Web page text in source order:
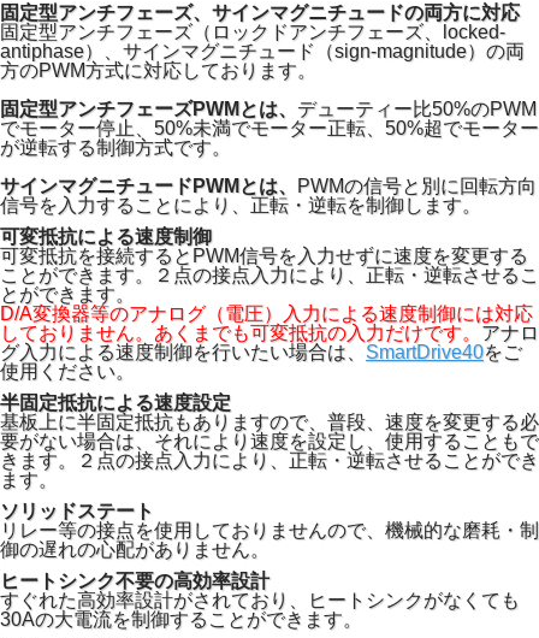
固定型アンチフェーズ、サインマグニチュードの両方に対応
固定型アンチフェーズ（ロックドアンチフェーズ、locked-
antiphase）、サインマグニチュード（sign-magnitude）の両
方のPWM方式に対応しております。
固定型アンチフェーズPWMとは、 デューティー比50%のPWM
でモーター停止、50%未満でモーター正転、50%超でモーター
が逆転する制御方式です。
サインマグニチュードPWMとは、
PWMの信号と別に回転方向
信号を入力することにより、正転・逆転を制御します。
可変抵抗による速度制御
可変抵抗を接続するとPWM信号を入力せずに速度を変更する
ことができます。２点の接点入力により、正転・逆転させるこ
とができます。
D/A変換器等のアナログ（電圧）入力による速度制御には対応
しておりません。あくまでも可変抵抗の入力だけです。 アナロ
グ入力による速度制御を行いたい場合は、 SmartDrive40をご
使用ください。
半固定抵抗による速度設定
基板上に半固定抵抗もありますので、普段、速度を変更する必
要がない場合は、それにより速度を設定し、使用することもで
きます。２点の接点入力により、正転・逆転させることができ
ます。
ソリッドステート
リレー等の接点を使用しておりませんので、機械的な磨耗・制
御の遅れの心配がありません。
ヒートシンク不要の高効率設計
すぐれた高効率設計がされており、ヒートシンクがなくても
30Aの大電流を制御することができます。